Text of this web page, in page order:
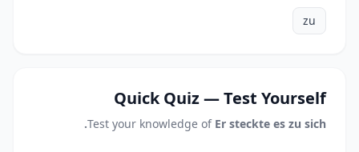
zu
Quick Quiz — Test Yourself
Test your knowledge of Er steckte es zu sich.